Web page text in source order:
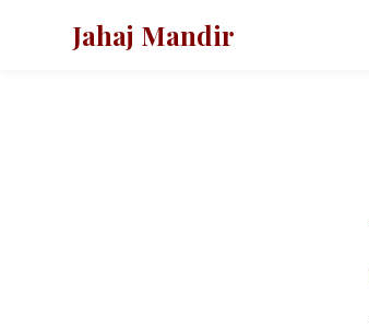
Jahaj Mandir